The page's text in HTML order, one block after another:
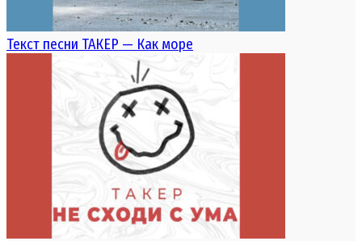
Текст песни ТАКЕР — Как море